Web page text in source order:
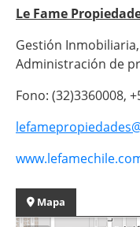
Le Fame
Gestión
Administración de
Fono: (32)3360008,
Mapa